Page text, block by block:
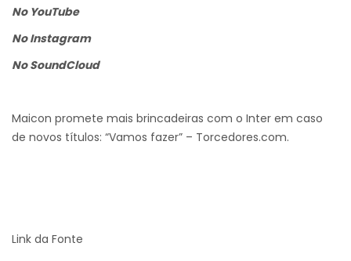
No YouTube
No Instagram
No SoundCloud
Maicon promete mais brincadeiras com o Inter em caso
de novos títulos: “Vamos fazer” – Torcedores.com.
Link da Fonte